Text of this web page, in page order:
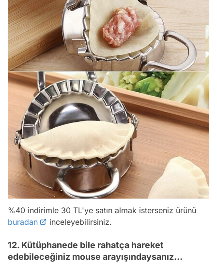
%40 indirimle 30 TL'ye satın almak isterseniz ürünü
buradan
inceleyebilirsiniz.
12. Kütüphanede bile rahatça hareket
edebileceğiniz mouse arayışındaysanız...